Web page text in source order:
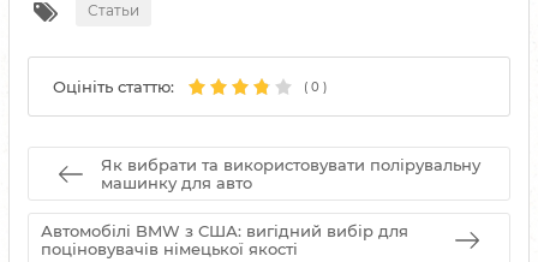
Статьи
Оцініть статтю: ( 0 )
Як вибрати та використовувати полірувальну
машинку для авто
Автомобілі BMW з США: вигідний вибір для
поціновувачів німецької якості